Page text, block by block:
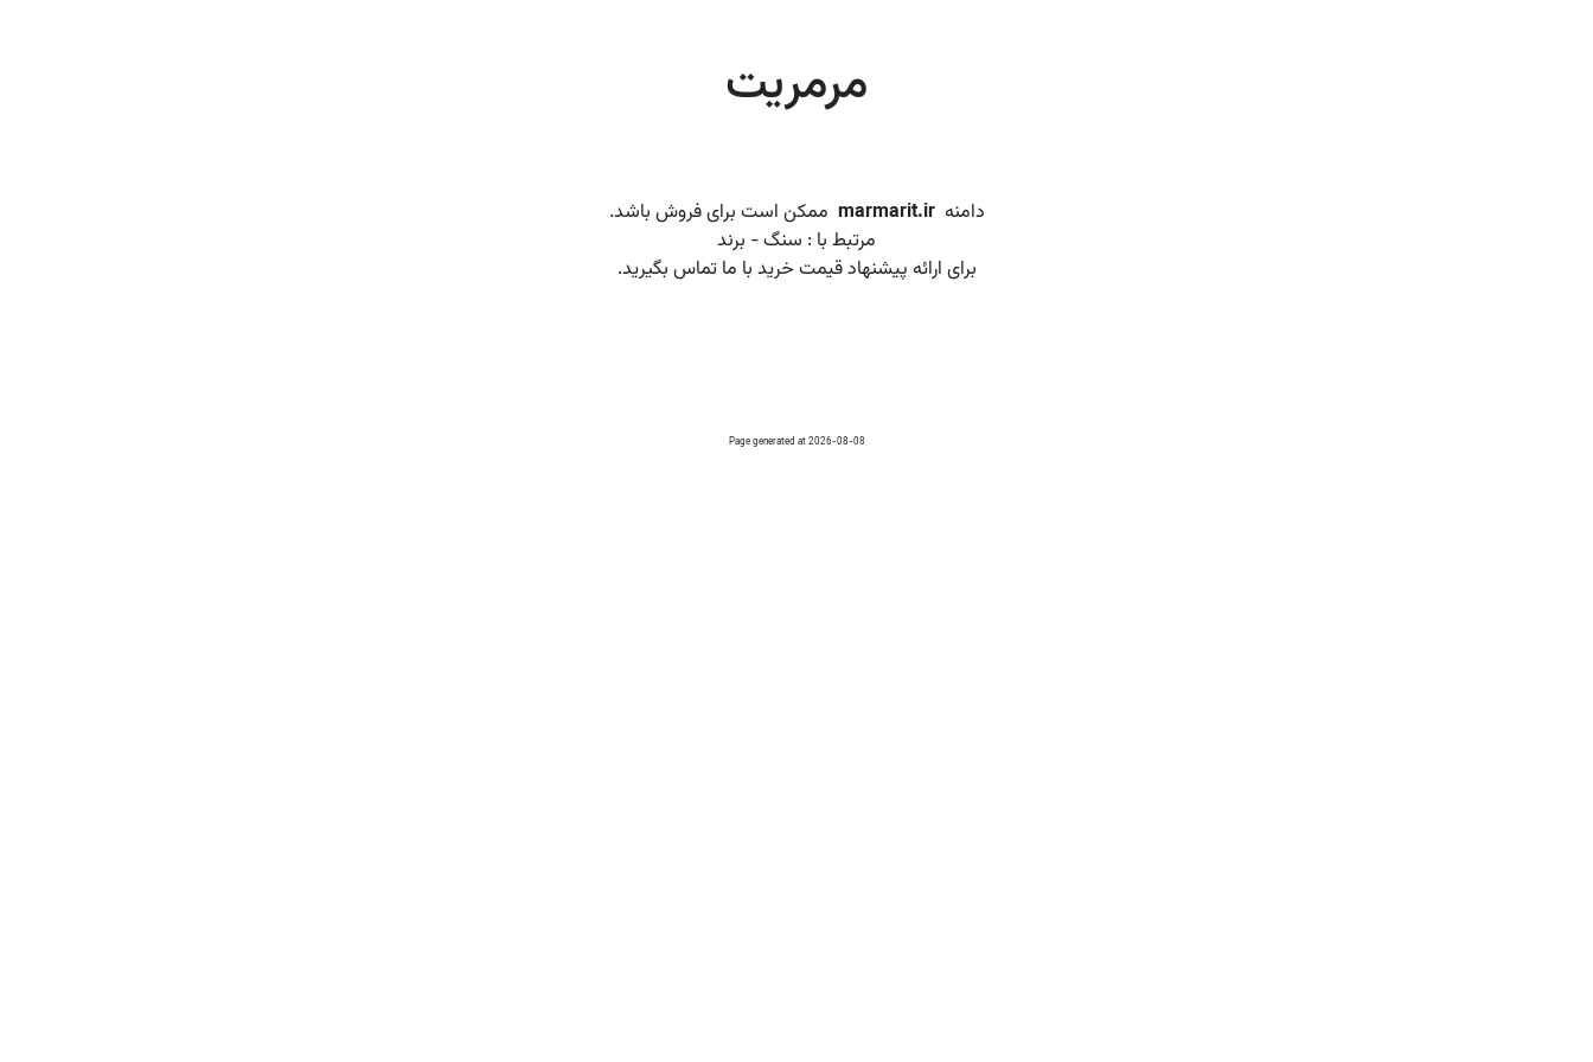
مرمریت
دامنه marmarit.ir ممکن است برای فروش باشد.
مرتبط با : سنگ - برند
برای ارائه پیشنهاد قیمت خرید با ما تماس بگیرید.
Page generated at 2026-08-08